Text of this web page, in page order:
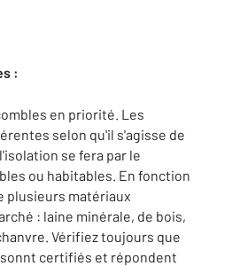
:
en priorité. Les
selon qu'il s'agisse de
se fera par le
ou habitables. En fonction
plusieurs matériaux
: laine minérale, de bois,
Vérifiez toujours que
certifiés et répondent